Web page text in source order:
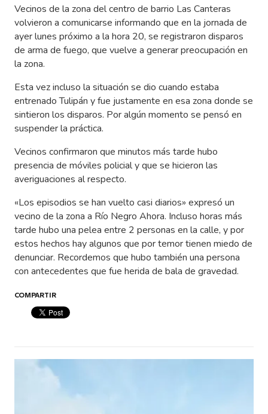
Vecinos de la zona del centro de barrio Las Canteras
volvieron a comunicarse informando que en la jornada de
ayer lunes próximo a la hora 20, se registraron disparos
de arma de fuego, que vuelve a generar preocupación en
la zona.
Esta vez incluso la situación se dio cuando estaba
entrenado Tulipán y fue justamente en esa zona donde se
sintieron los disparos. Por algún momento se pensó en
suspender la práctica.
Vecinos confirmaron que minutos más tarde hubo
presencia de móviles policial y que se hicieron las
averiguaciones al respecto.
«Los episodios se han vuelto casi diarios» expresó un
vecino de la zona a Río Negro Ahora. Incluso horas más
tarde hubo una pelea entre 2 personas en la calle, y por
estos hechos hay algunos que por temor tienen miedo de
denunciar. Recordemos que hubo también una persona
con antecedentes que fue herida de bala de gravedad.
COMPARTIR